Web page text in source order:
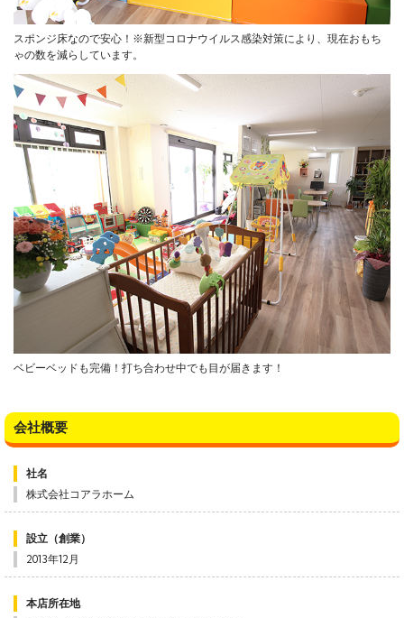
スポンジ床なので安心！※新型コロナウイルス感染対策により、現在おもち
ゃの数を減らしています。
ベビーベッドも完備！打ち合わせ中でも目が届きます！
会社概要
社名
株式会社コアラホーム
設立（創業）
2013年12月
本店所在地